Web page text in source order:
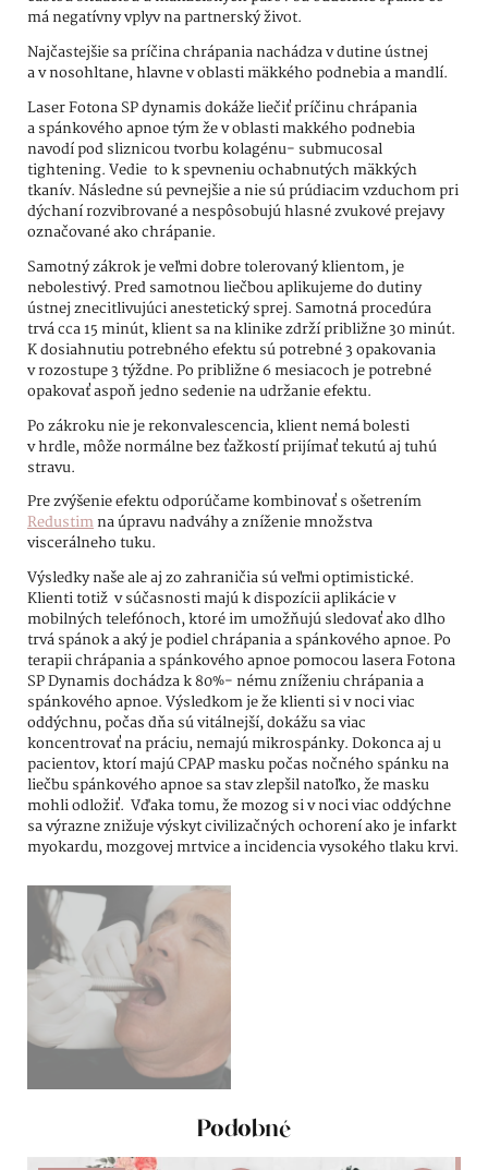
má negatívny vplyv na partnerský život.
Najčastejšie sa príčina chrápania nachádza v dutine ústnej
a v nosohltane, hlavne v oblasti mäkkého podnebia a mandlí.
Laser Fotona SP dynamis dokáže liečiť príčinu chrápania
a spánkového apnoe tým že v oblasti makkého podnebia
navodí pod sliznicou tvorbu kolagénu- submucosal
tightening. Vedie to k spevneniu ochabnutých mäkkých
tkanív. Následne sú pevnejšie a nie sú prúdiacim vzduchom pri
dýchaní rozvibrované a nespôsobujú hlasné zvukové prejavy
označované ako chrápanie.
Samotný zákrok je veľmi dobre tolerovaný klientom, je
nebolestivý. Pred samotnou liečbou aplikujeme do dutiny
ústnej znecitlivujúci anestetický sprej. Samotná procedúra
trvá cca 15 minút, klient sa na klinike zdrží približne 30 minút.
K dosiahnutiu potrebného efektu sú potrebné 3 opakovania
v rozostupe 3 týždne. Po približne 6 mesiacoch je potrebné
opakovať aspoň jedno sedenie na udržanie efektu.
Po zákroku nie je rekonvalescencia, klient nemá bolesti
v hrdle, môže normálne bez ťažkostí prijímať tekutú aj tuhú
stravu.
Pre zvýšenie efektu odporúčame kombinovať s ošetrením
Redustimna úpravu nadváhy a zníženie množstva
viscerálneho tuku.
Výsledky naše ale aj zo zahraničia sú veľmi optimistické.
Klienti totiž v súčasnosti majú k dispozícii aplikácie v
mobilných telefónoch, ktoré im umožňujú sledovať ako dlho
trvá spánok a aký je podiel chrápania a spánkového apnoe. Po
terapii chrápania a spánkového apnoe pomocou lasera Fotona
SP Dynamis dochádza k 80%- nému zníženiu chrápania a
spánkového apnoe. Výsledkom je že klienti si v noci viac
oddýchnu, počas dňa sú vitálnejší, dokážu sa viac
koncentrovať na práciu, nemajú mikrospánky. Dokonca aj u
pacientov, ktorí majú CPAP masku počas nočného spánku na
liečbu spánkového apnoe sa stav zlepšil natoľko, že masku
mohli odložiť. Vďaka tomu, že mozog si v noci viac oddýchne
sa výrazne znižuje výskyt civilizačných ochorení ako je infarkt
myokardu, mozgovej mrtvice a incidencia vysokého tlaku krvi.
Podobné